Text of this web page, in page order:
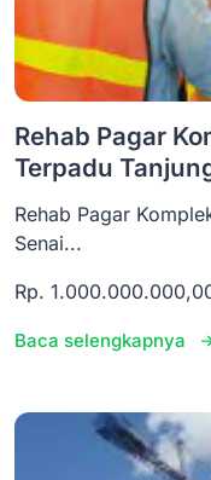
Rehab Pagar
Terpadu
Rehab Pagar
Senai...
Rp.
Baca selengkapnya